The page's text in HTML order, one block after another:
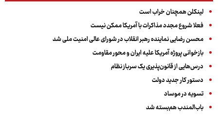
لینکلن همچنان خراب است
فعلا شروع مجدد مذاکرات با آمریکا ممکن نیست
محسن رضایی نماینده رهبر انقلاب در شورای عالی امنیت ملی شد
بازخوانی پروژه آمریکا علیه ایران و محور مقاومت
درس‌هایی از قانون‌پذیری یک سرباز نظام
دستور کار جدید دولت
تسویه در موساد
باب‌المندب هم‌بسته شد